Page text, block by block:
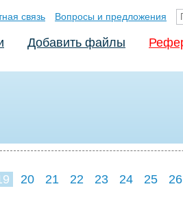
связь Вопросы и предложения
Добавить файлы
20 21 22 23 24 25
26